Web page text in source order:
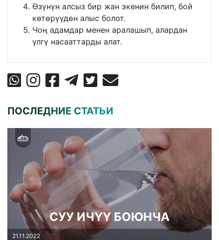
Өзүнүн алсыз бир жан экенин билип, бой
көтөрүүдөн алыс болот.
Чоң адамдар менен аралашып, алардан
үлгү насааттарды алат.
ПОСЛЕДНИЕ СТАТЬИ
СУУ ИЧҮҮ БОЮНЧА
21.11.2022